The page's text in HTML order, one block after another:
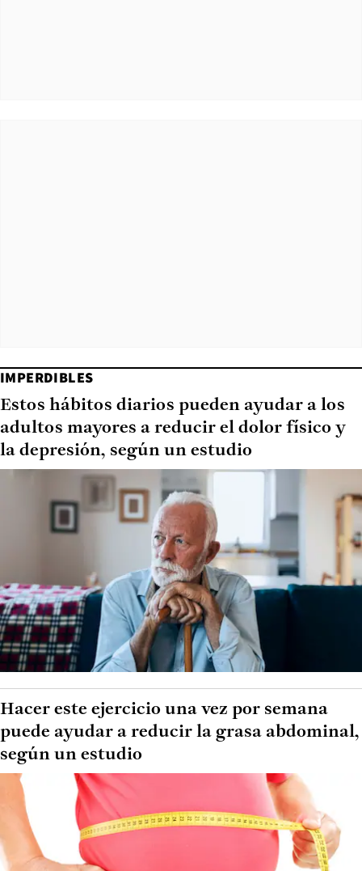
IMPERDIBLES
Estos hábitos diarios pueden ayudar a los
adultos mayores a reducir el dolor físico y
la depresión, según un estudio
Hacer este ejercicio una vez por semana
puede ayudar a reducir la grasa abdominal,
según un estudio